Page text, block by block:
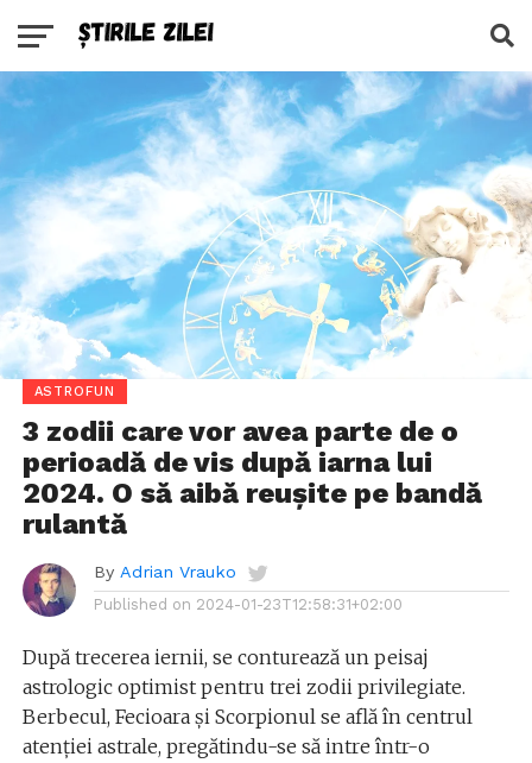
ASTROFUN
3 zodii care vor avea parte de o
perioadă de vis după iarna lui
2024. O să aibă reușite pe bandă
rulantă
By Adrian Vrauko
Published on 2024-01-23T12:58:31+02:00
După trecerea iernii, se conturează un peisaj
astrologic optimist pentru trei zodii privilegiate.
Berbecul, Fecioara și Scorpionul se află în centrul
atenției astrale, pregătindu-se să intre într-o